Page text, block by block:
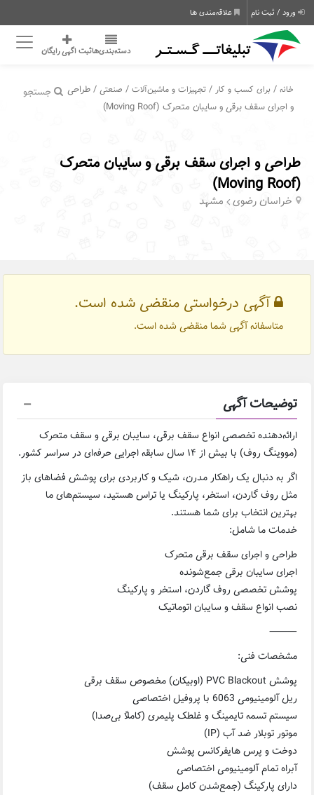
ورود / ثبت نام علاقه‌مندی ها
دسته‌بندی‌هاثبت اگهی رایگان
جستجو خانه / برای کسب و کار /تجهیزات و ماشین‌آلات / صنعتی / طراحی
و اجرای سقف برقی و سایبان متحرک (Moving Roof)
طراحی و اجرای سقف برقی و سایبان متحرک
(Moving Roof)
خراسان رضوی مشهد
آگهی درخواستی منقضی شده است.
متاسفانه آگهی شما منقضی شده است.
توضیحات آگهی
ارائه‌دهنده تخصصی انواع سقف برقی، سایبان برقی و سقف متحرک
(مووینگ روف) با بیش از ۱۴ سال سابقه اجرایی حرفه‌ای در سراسر کشور.
اگر به دنبال یک راهکار مدرن، شیک و کاربردی برای پوشش فضاهای باز
مثل روف گاردن، استخر، پارکینگ یا تراس هستید، سیستم‌های ما
بهترین انتخاب برای شما هستند.
خدمات ما شامل:
طراحی و اجرای سقف برقی متحرک
اجرای سایبان برقی جمع‌شونده
پوشش تخصصی روف گاردن، استخر و پارکینگ
نصب انواع سقف و سایبان اتوماتیک
⸻
مشخصات فنی:
پوشش PVC Blackout (اوبیکان) مخصوص سقف برقی
ریل آلومینیومی 6063 با پروفیل اختصاصی
سیستم تسمه تایمینگ و غلطک پلیمری (کاملاً بی‌صدا)
موتور توبلار ضد آب (IP)
دوخت و پرس هایفرکانس پوشش
آبراه تمام آلومینیومی اختصاصی
دارای پارکینگ (جمع‌شدن کامل سقف)